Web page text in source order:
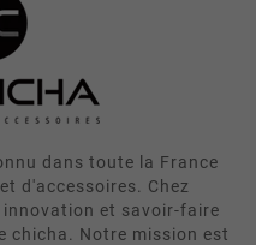
dans toute la France
d'accessoires. Chez
et savoir-faire
chicha. Notre mission est